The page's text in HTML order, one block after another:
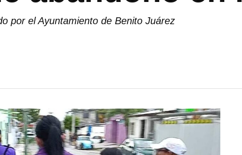
por el Ayuntamiento de Benito Juárez